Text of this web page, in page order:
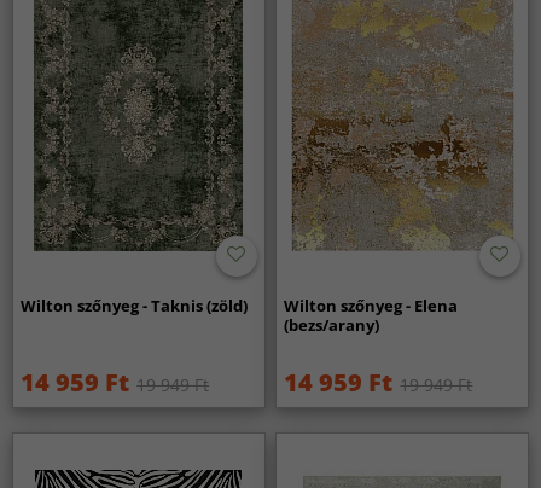
Wilton szőnyeg - Taknis (zöld)
14 959 Ft 19 949 Ft
Wilton szőnyeg - Elena
(bezs/arany)
14 959 Ft 19 949 Ft